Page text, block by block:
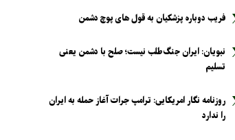
فریب دوباره پزشکیان به قول های پوچ دشمن
نبویان: ایران جنگ‌طلب نیست؛ صلح با دشمن یعنی
تسلیم
روزنامه نگار امریکایی: ترامپ جرات آغاز حمله به ایران
را ندارد